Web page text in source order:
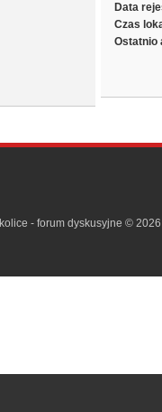
Data
Czas
Ostatnio
- forum dyskusyjne ©